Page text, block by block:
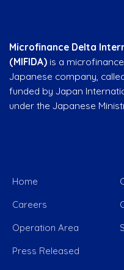
Microfinance Delta
(MIFIDA) is a
Japanese company,
funded by Japan
under the Japanese
Home
Careers
Operation Area
Press Released